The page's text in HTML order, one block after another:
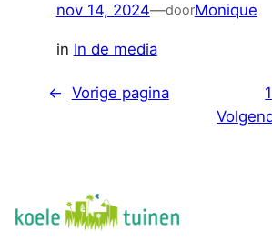
i
t
r
e
nov 14, 2024—doorMonique
in In de media
← Vorige pagina 1